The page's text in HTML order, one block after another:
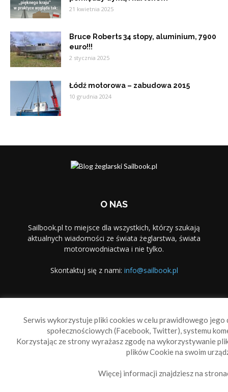
21 kwietnia 2025
Bruce Roberts 34 stopy, aluminium, 7900
euro!!!
2 stycznia 2025
Łódź motorowa – zabudowa 2015
10 grudnia 2024
O NAS
Sailbook.pl to miejsce dla wszystkich, którzy szukają
aktualnych wiadomości ze świata żeglarstwa, świata
motorowodniactwa i nie tylko.
Skontaktuj się z nami: info@sailbook.pl
Reklama
Polityka prywatności
Serwis wykorzystuje pliki cookies w celu prawidłowego
społecznościowych (Facebook, Twitter), systemu
Korzystając ze strony wyrażasz zgodę na wykorzystywanie
plików Cookie na swoim
Więcej informacji znajdziesz na